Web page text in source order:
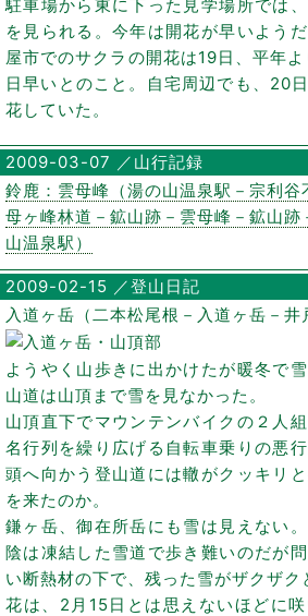
駐車場から東に下った見学場所では
を見られる。今年は開花が早いよう
屋市でのサクラの開花は19日、平年
日早いとのこと。自宅周辺でも、20
花していた。
2009-03-07 ／山行記録
鈴鹿：雲母峰（湯の山温泉駅－宗利
母ヶ峰林道－鉱山跡－雲母峰－鉱山
山温泉駅）
2009-02-15 ／登山日記
入道ヶ岳（二本松尾根－入道ヶ岳－井
ようやく山歩きに出かけたが暖冬で
山道は山頂まで雪を見なかった。
山頂直下でマウンテンバイクの２人
名行列を繰り広げる自転車乗りの悪
頭へ向かう登山道には轍がクッキリ
を来たのか。
鎌ヶ岳、御在所岳にも雪は見えない
陰は凍結した雪道で歩き難いのだが
い断熱材の下で、残った雪がザクザク
花は、2月15日とは思えないほどに